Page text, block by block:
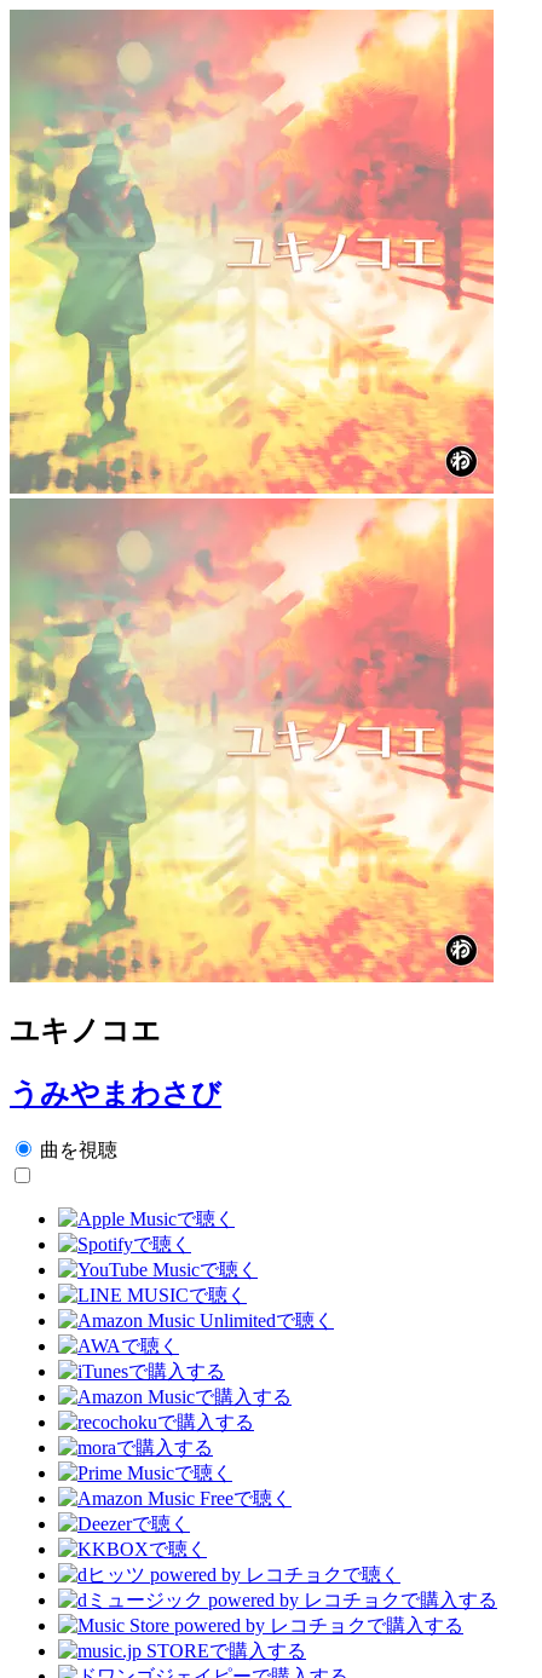
ユキノコエ
うみやまわさび
曲を視聴